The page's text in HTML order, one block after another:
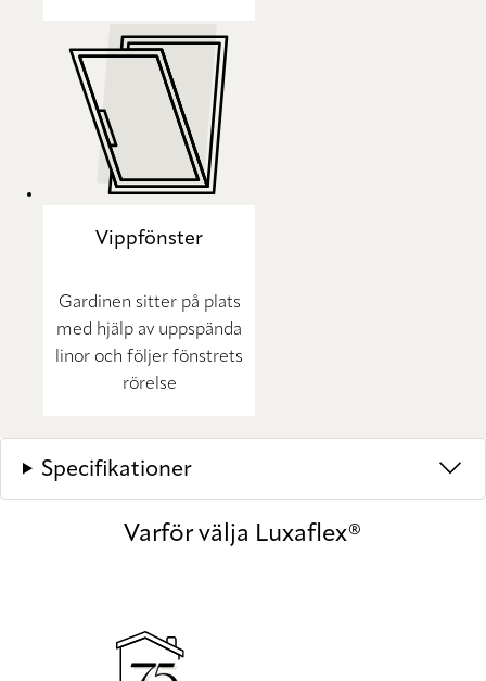
Vippfönster
Gardinen sitter på plats
med hjälp av uppspända
linor och följer fönstrets
rörelse
Specifikationer
Varför välja Luxaflex®